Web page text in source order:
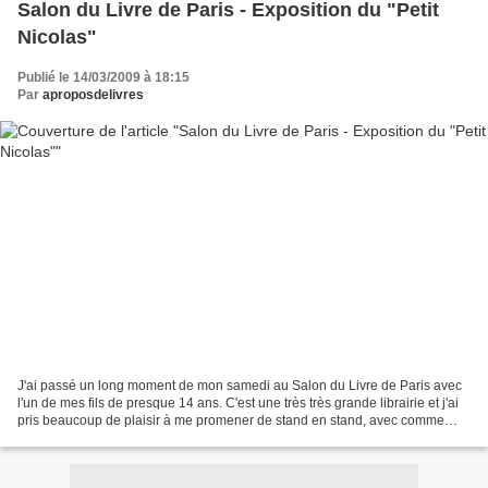
Salon du Livre de Paris - Exposition du "Petit
Nicolas"
Publié le 14/03/2009 à 18:15
Par aproposdelivres
J'ai passé un long moment de mon samedi au Salon du Livre de Paris avec
l'un de mes fils de presque 14 ans. C'est une très très grande librairie et j'ai
pris beaucoup de plaisir à me promener de stand en stand, avec comme